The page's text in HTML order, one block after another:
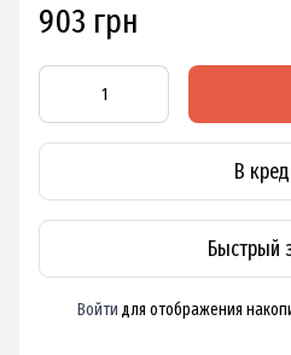
903 грн
В
Быстрый
Войти для отображения